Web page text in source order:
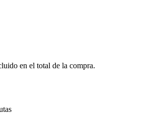
en el total de la compra.